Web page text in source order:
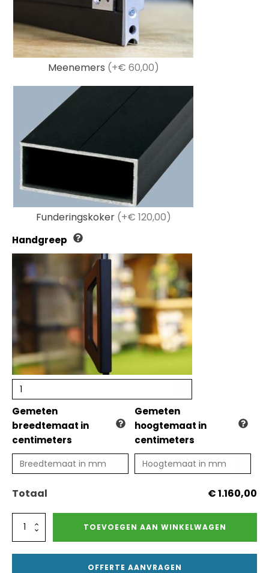
Meenemers (+€ 60,00)
Funderingskoker (+€ 120,00)
Handgreep
Gemeten
breedtemaat in
centimeters
Gemeten
hoogtemaat in
centimeters
Totaal € 1.160,00
Glazen
schuifwand
TOEVOEGEN AAN WINKELWAGEN
OFFERTE AANVRAGEN